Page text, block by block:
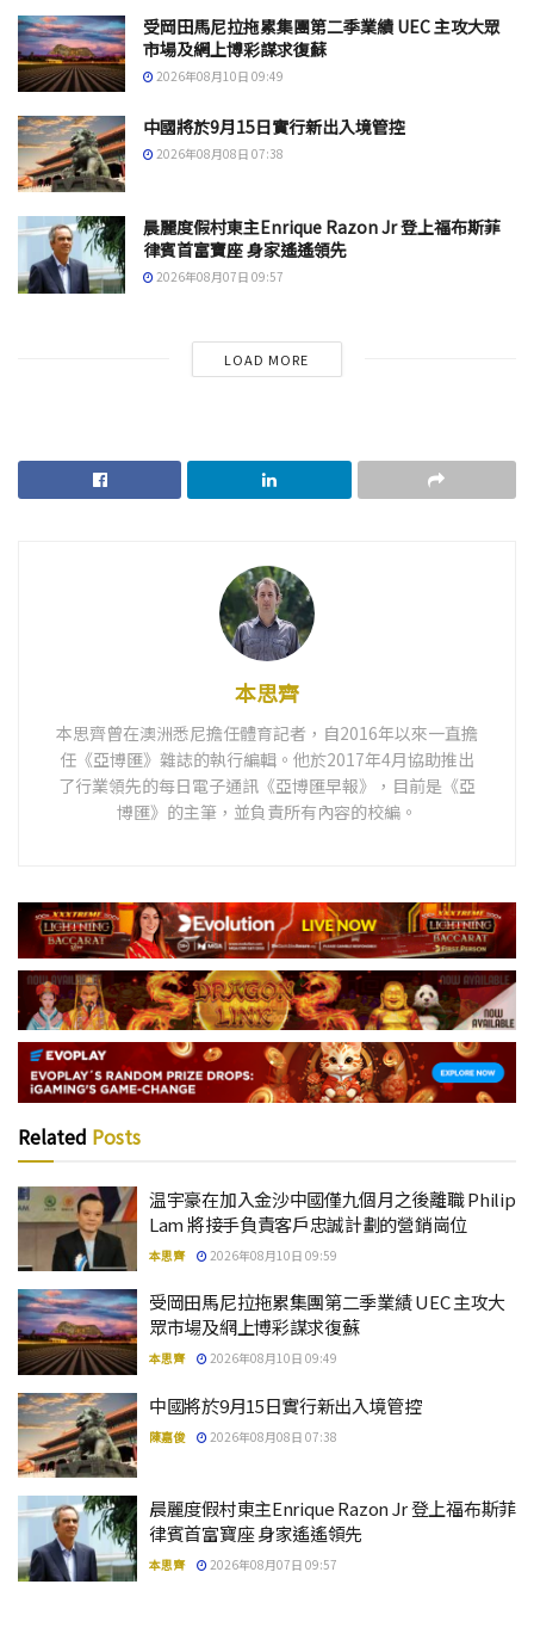
受岡田馬尼拉拖累集團第二季業績 UEC 主攻大眾
市場及網上博彩謀求復蘇
2026年08月10日 09:49
中國將於9月15日實行新出入境管控
2026年08月08日 07:38
晨麗度假村東主Enrique Razon Jr 登上福布斯菲
律賓首富寶座 身家遙遙領先
2026年08月07日 09:57
LOAD MORE
本思齊
本思齊曾在澳洲悉尼擔任體育記者，自2016年以來一直擔
任《亞博匯》雜誌的執行編輯。他於2017年4月協助推出
了行業領先的每日電子通訊《亞博匯早報》，目前是《亞
博匯》的主筆，並負責所有內容的校編。
Related Posts
温宇豪在加入金沙中國僅九個月之後離職 Philip
Lam 將接手負責客戶忠誠計劃的營銷崗位
本思齊 2026年08月10日 09:59
受岡田馬尼拉拖累集團第二季業績 UEC 主攻大
眾市場及網上博彩謀求復蘇
本思齊 2026年08月10日 09:49
中國將於9月15日實行新出入境管控
陳嘉俊 2026年08月08日 07:38
晨麗度假村東主Enrique Razon Jr 登上福布斯菲
律賓首富寶座 身家遙遙領先
本思齊 2026年08月07日 09:57